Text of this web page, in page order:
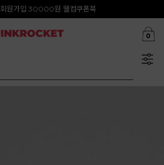
첫구매 특가존 50%
0